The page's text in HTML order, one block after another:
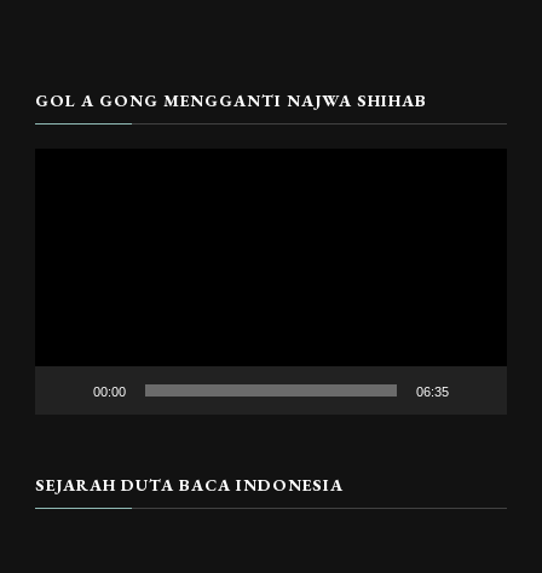
GOL A GONG MENGGANTI NAJWA SHIHAB
00:00 06:35
SEJARAH DUTA BACA INDONESIA